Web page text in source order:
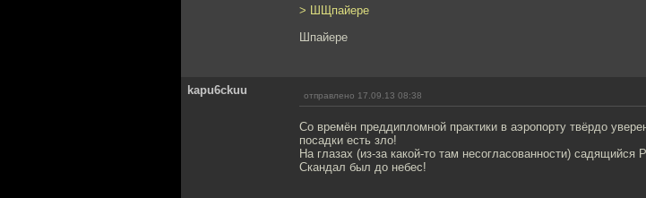
> ШЩпайере
Шпайере
kapu6ckuu отправлено 17.09.13 08:38
Со времён преддипломной практики в аэропорту твёрдо
посадки есть зло!
На глазах (из-за какой-то там несогласованности)
Скандал был до небес!